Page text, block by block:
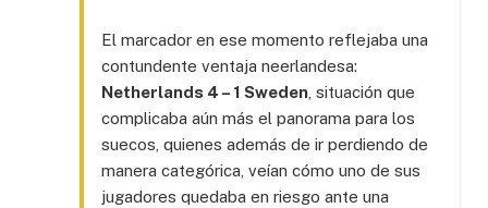
El marcador en ese momento reflejaba una
contundente ventaja neerlandesa:
Netherlands 4 – 1 Sweden , situación que
complicaba aún más el panorama para los
suecos, quienes además de ir perdiendo de
manera categórica, veían cómo uno de sus
jugadores quedaba en riesgo ante una